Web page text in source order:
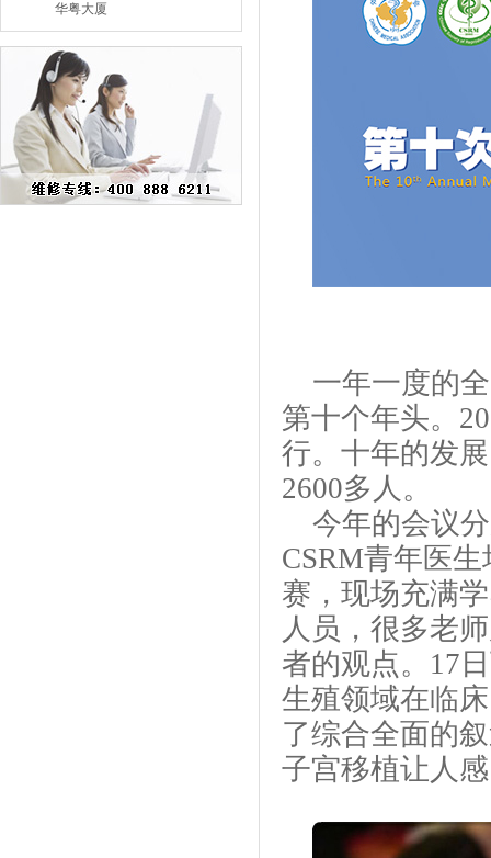
华粤大厦
一年一度的
第十个年头。
行。十年的发
2600多人。
今年的会议
CSRM青年医
赛，现场充满
人员，很多老
者的观点。17
生殖领域在临
了综合全面的
子宫移植让人